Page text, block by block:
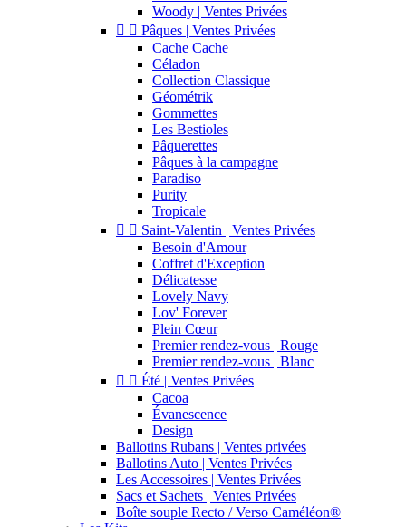
Woody | Ventes Privées
  Pâques | Ventes Privées
Cache Cache
Céladon
Collection Classique
Géométrik
Gommettes
Les Bestioles
Pâquerettes
Pâques à la campagne
Paradiso
Purity
Tropicale
  Saint-Valentin | Ventes Privées
Besoin d'Amour
Coffret d'Exception
Délicatesse
Lovely Navy
Lov' Forever
Plein Cœur
Premier rendez-vous | Rouge
Premier rendez-vous | Blanc
  Été | Ventes Privées
Cacoa
Évanescence
Design
Ballotins Rubans | Ventes privées
Ballotins Auto | Ventes Privées
Les Accessoires | Ventes Privées
Sacs et Sachets | Ventes Privées
Boîte souple Recto / Verso Caméléon®